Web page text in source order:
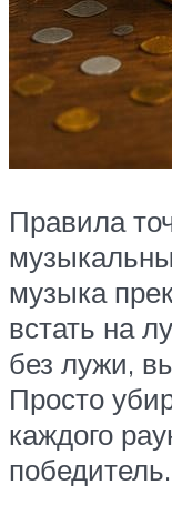
Правила
музыка
встать на
без лужи,
Просто
каждого
победитель.